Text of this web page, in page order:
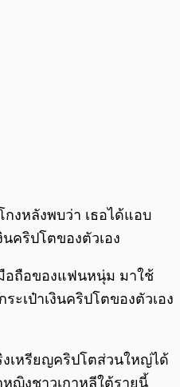
0:00 0:00
งหลังพบว่า เธอได้แอบ
คริปโตของตัวเอง
อถือของแฟนหนุ่ม มาใช้
เป๋าเงินคริปโตของตัวเอง
งเหรียญคริปโตส่วนใหญ่ได้
ญิงชาวเกาหลีใต้รายนี้